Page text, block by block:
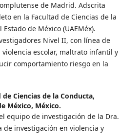
de Madrid. Adscrita
en la Facultad de Ciencias de la
de México (UAEMéx).
Nivel II, con línea de
violencia escolar, maltrato infantil y
comportamiento riesgo en la
de Ciencias de la Conducta,
México, México.
equipo de investigación de la Dra.
de investigación en violencia y